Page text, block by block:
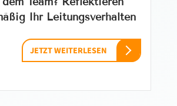
Ihr Leitungsverhalten
JETZT WEITERLESEN